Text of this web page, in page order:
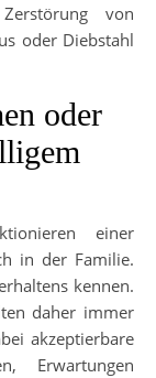
von
oder Diebstahl
oder
einer
in der Familie.
kennen.
daher immer
akzeptierbare
Erwartungen